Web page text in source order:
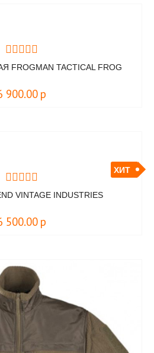
FROGMAN TACTICAL FROG
900.00 р
ХИТ
VINTAGE INDUSTRIES
500.00 р